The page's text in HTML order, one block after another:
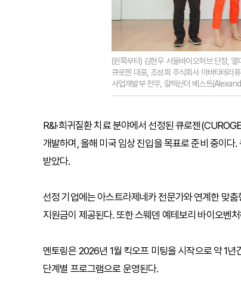
(왼쪽부터) 김현우 서울바이오허브 단장,
큐로젠 대표, 조성희 주식회사 아바타테라
사업개발부 전무, 알렉산더 베스트
R&I·희귀질환 치료 분야에서 선정된 큐로젠
개발하며, 올해 미국 임상 진입을 목표로 준비 중이
받았다.
선정 기업에는 아스트라제네카 전문가와 연계한 맞
지원금이 제공된다. 또한 스웨덴 예테보리 바이오벤
멘토링은 2026년 1월 킥오프 미팅을 시작으로 약 1
단계별 프로그램으로 운영된다.